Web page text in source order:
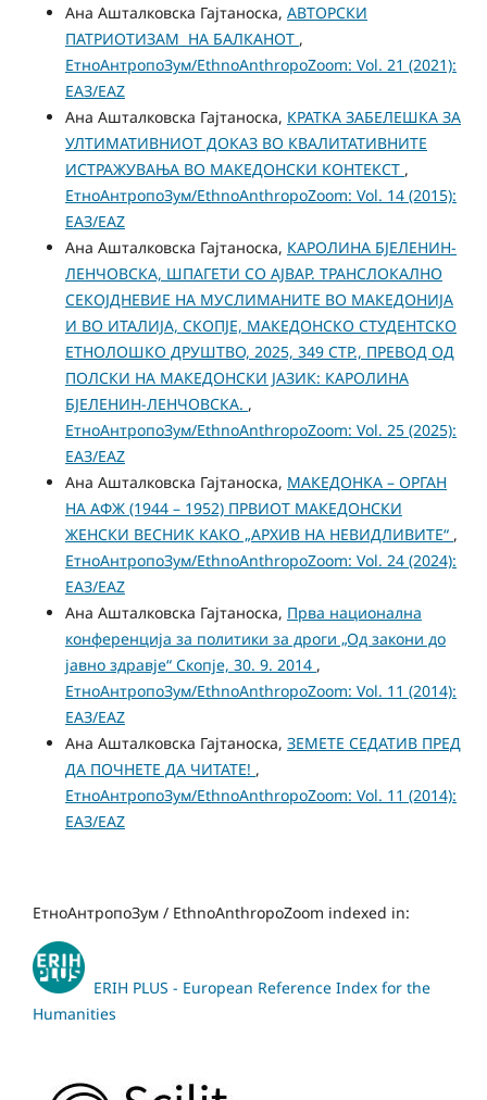
Ана Ашталковска Гајтаноска, АВТОРСКИ
ПАТРИОТИЗАМ НА БАЛКАНОТ ,
ЕтноАнтропоЗум/EthnoAnthropoZoom: Vol. 21 (2021):
ЕАЗ/EAZ
Ана Ашталковска Гајтаноска, КРАТКА ЗАБЕЛЕШКА ЗА
УЛТИМАТИВНИОТ ДОКАЗ ВО КВАЛИТАТИВНИТЕ
ИСТРАЖУВАЊА ВО МАКЕДОНСКИ КОНТЕКСТ ,
ЕтноАнтропоЗум/EthnoAnthropoZoom: Vol. 14 (2015):
ЕАЗ/EAZ
Ана Ашталковска Гајтаноска, КАРОЛИНА БЈЕЛЕНИН-
ЛЕНЧОВСКА, ШПАГЕТИ СО АЈВАР. ТРАНСЛОКАЛНО
СЕКОЈДНЕВИЕ НА МУСЛИМАНИТЕ ВО МАКЕДОНИЈА
И ВО ИТАЛИЈА, СКОПЈЕ, МАКЕДОНСКО СТУДЕНТСКО
ЕТНОЛОШКО ДРУШТВО, 2025, 349 СТР., ПРЕВОД ОД
ПОЛСКИ НА МАКЕДОНСКИ ЈАЗИК: КАРОЛИНА
БЈЕЛЕНИН-ЛЕНЧОВСКА. ,
ЕтноАнтропоЗум/EthnoAnthropoZoom: Vol. 25 (2025):
ЕАЗ/EAZ
Ана Ашталковска Гајтаноска, МАКЕДОНКА – ОРГАН
НА АФЖ (1944 – 1952) ПРВИОТ МАКЕДОНСКИ
ЖЕНСКИ ВЕСНИК КАКО „АРХИВ НА НЕВИДЛИВИТЕ“ ,
ЕтноАнтропоЗум/EthnoAnthropoZoom: Vol. 24 (2024):
ЕАЗ/EAZ
Ана Ашталковска Гајтаноска, Прва национална
конференција за политики за дроги „Од закони до
јавно здравје“ Скопје, 30. 9. 2014 ,
ЕтноАнтропоЗум/EthnoAnthropoZoom: Vol. 11 (2014):
ЕАЗ/EAZ
Ана Ашталковска Гајтаноска, ЗЕМЕТЕ СЕДАТИВ ПРЕД
ДА ПОЧНЕТЕ ДА ЧИТАТЕ! ,
ЕтноАнтропоЗум/EthnoAnthropoZoom: Vol. 11 (2014):
ЕАЗ/EAZ
ЕтноАнтропоЗум / EthnoAnthropoZoom indexed in:
ERIH PLUS - European Reference Index for the
Humanities